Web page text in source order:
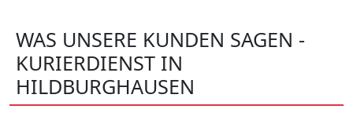
WAS UNSERE KUNDEN SAGEN -
KURIERDIENST IN
HILDBURGHAUSEN